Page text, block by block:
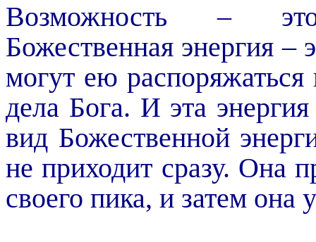
Возможность –
Божественная энергия –
могут ею
дела Бога. И эта
вид Божественной
не приходит сразу. Она
своего пика, и затем она